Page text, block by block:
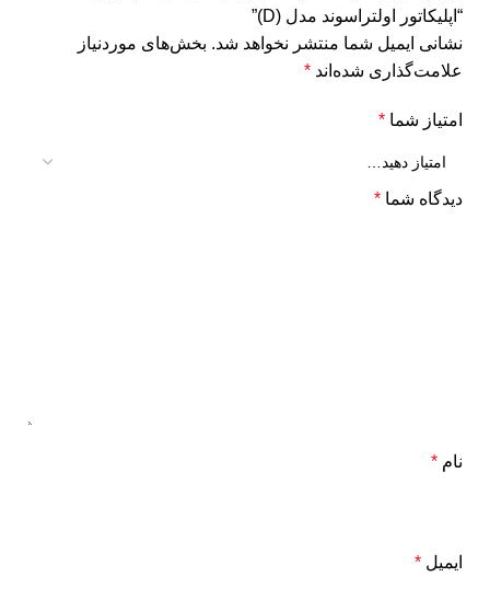
“اپلیکاتور اولتراسوند مدل (D)”
نشانی ایمیل شما منتشر نخواهد شد. بخش‌های موردنیاز
علامت‌گذاری شده‌اند *
امتیاز شما *
دیدگاه شما *
نام *
ایمیل *